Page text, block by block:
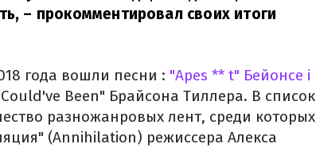
– прокомментировал своих итоги
года вошли песни : "Apes ** t" Бейонсе і
Been" Брайсона Тиллера. В список
разножанровых лент, среди которых
(Annihilation) режиссера Алекса